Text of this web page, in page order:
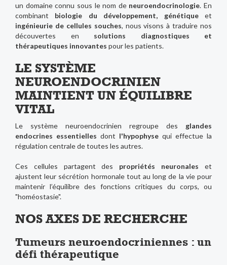
un domaine connu sous le nom de neuroendocrinologie. En
combinant biologie du développement, génétiqueet
ingénieurie de cellules souches, nous visons à traduire nos
découvertes en solutions diagnostiques et
thérapeutiques innovantes pour les patients.
LE SYSTÈME
NEUROENDOCRINIEN
MAINTIENT UN ÉQUILIBRE
VITAL
Le système neuroendocrinien regroupe des glandes
endocrines essentielles dont l'hypophyse qui effectue la
régulation centrale de toutes les autres.
Ces cellules partagent des propriétés neuronales et
ajustent leur sécrétion hormonale tout au long de la vie pour
maintenir l’équilibre des fonctions critiques du corps, ou
"homéostasie".
NOS AXES DE RECHERCHE
Tumeurs neuroendocriniennes : un
défi thérapeutique